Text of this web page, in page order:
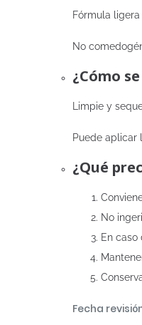
Fórmula
No
¿Cómo
Limpie y
Puede aplicar
¿Qué
No
En
Fecha